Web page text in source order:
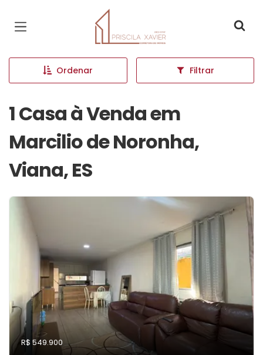
Página inicial
Ordenar Filtrar
1 Casa à Venda em
Marcilio de Noronha,
Viana, ES
R$ 549.900